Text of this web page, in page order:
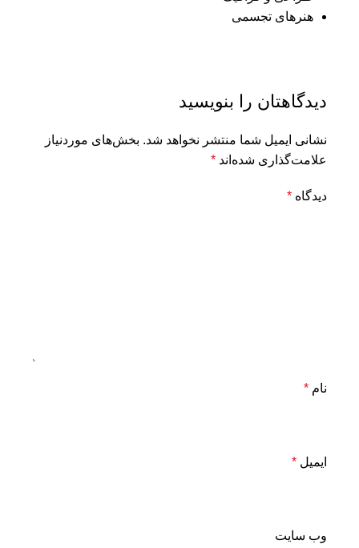
هنرهای تجسمی
دیدگاهتان را بنویسید
نشانی ایمیل شما منتشر نخواهد شد. بخش‌های موردنیاز
علامت‌گذاری شده‌اند *
دیدگاه *
نام *
ایمیل *
وب‌ سایت